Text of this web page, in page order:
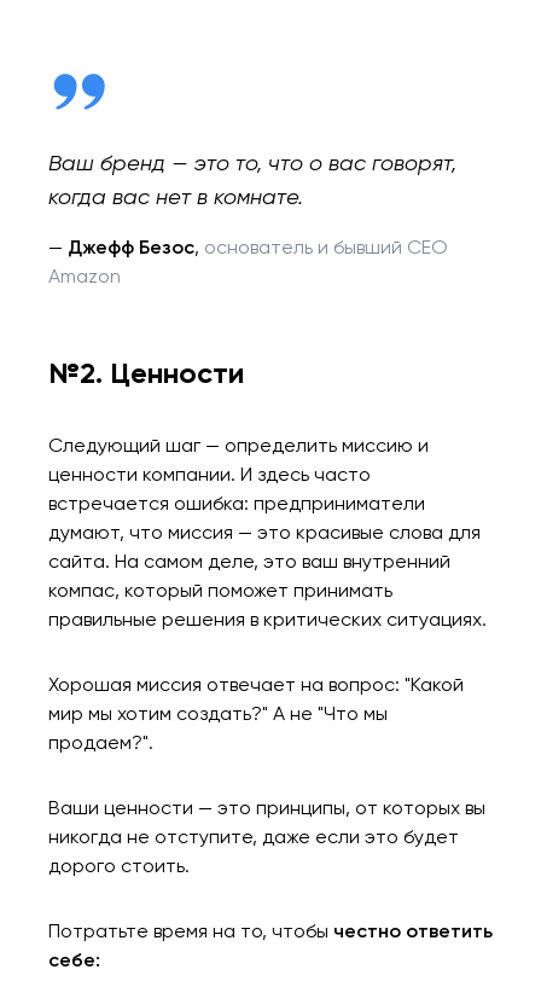
Ваш бренд — это то, что о вас говорят,
когда вас нет в комнате.
— Джефф Безос, основатель и бывший CEO
Amazon
№2. Ценности
Следующий шаг — определить миссию и
ценности компании. И здесь часто
встречается ошибка: предприниматели
думают, что миссия — это красивые слова для
сайта. На самом деле, это ваш внутренний
компас, который поможет принимать
правильные решения в критических ситуациях.
Хорошая миссия отвечает на вопрос: "Какой
мир мы хотим создать?" А не "Что мы
продаем?".
Ваши ценности — это принципы, от которых вы
никогда не отступите, даже если это будет
дорого стоить.
Потратьте время на то, чтобы честно ответить
себе: